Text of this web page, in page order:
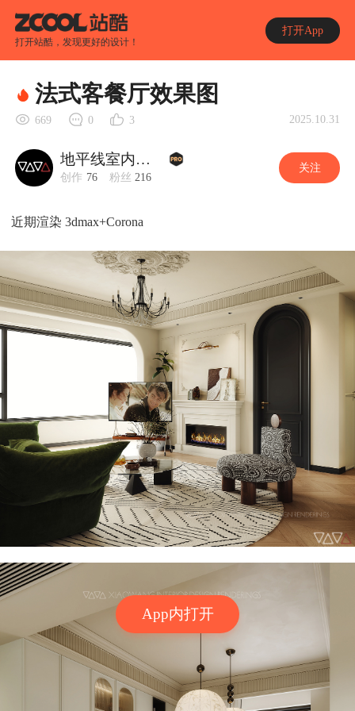
打开站酷，发现更好的设计！
打开App
App内打开
法式客餐厅效果图
669 0 3 2025.10.31
地平线室内效果图
创作 76 粉丝 216
关注
近期渲染 3dmax+Corona